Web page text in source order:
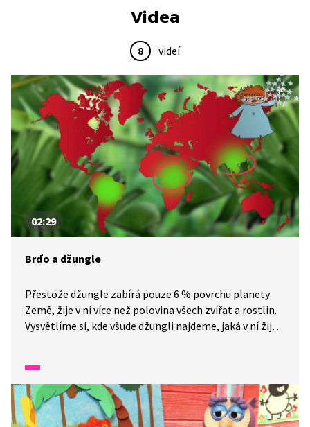
Videa
8 videí
02:29
Brďo a džungle
Přestože džungle zabírá pouze 6 % povrchu planety
Země, žije v ní více než polovina všech zvířat a rostlin.
Vysvětlíme si, kde všude džungli najdeme, jaká v ní žijí